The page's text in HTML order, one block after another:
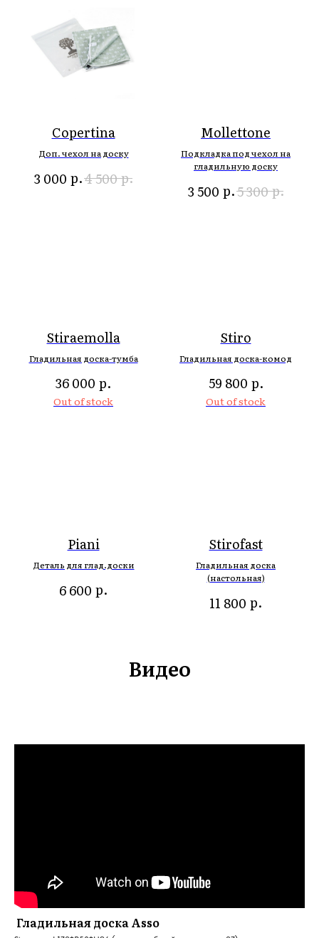
Copertina
Доп. чехол на доску
3 000 р.4 500р.
Mollettone
Подкладка под чехол на
гладильную доску
3 500 р.5 300р.
Stiraemolla
Гладильная доска-тумба
36 000 р.
Out of stock
Stiro
Гладильная доска-комод
59 800 р.
Out of stock
Piani
Деталь для глад.доски
6 600 р.
Stirofast
Гладильная доска
(настольная)
11 800 р.
Видео
Гладильная доска Asso